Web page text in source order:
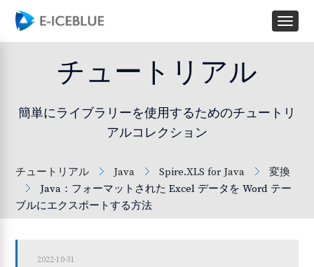
チュートリアル
簡単にライブラリーを使用するためのチュートリ
アルコレクション
チュートリアル Java Spire.XLS for Java
変換
Java：フォーマットされた Excel データを Word テー
ブルにエクスポートする方法
2022-10-31